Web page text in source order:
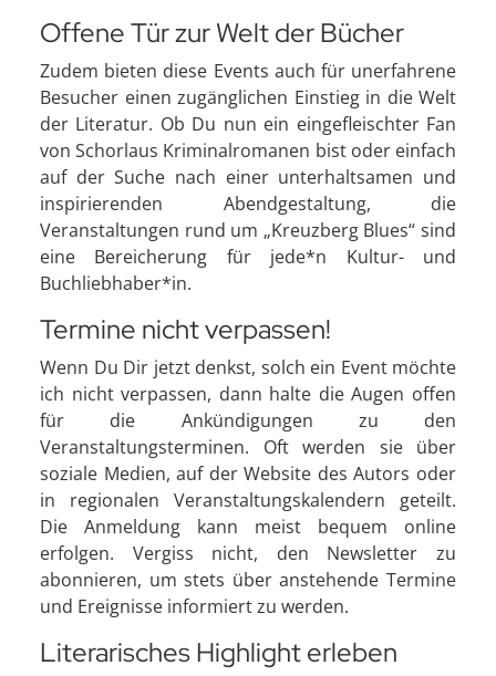
Offene Tür zur Welt der Bücher
Zudem bieten diese Events auch für unerfahrene
Besucher einen zugänglichen Einstieg in die Welt
der Literatur. Ob Du nun ein eingefleischter Fan
von Schorlaus Kriminalromanen bist oder einfach
auf der Suche nach einer unterhaltsamen und
inspirierenden Abendgestaltung, die
Veranstaltungen rund um „Kreuzberg Blues“ sind
eine Bereicherung für jede*n Kultur- und
Buchliebhaber*in.
Termine nicht verpassen!
Wenn Du Dir jetzt denkst, solch ein Event möchte
ich nicht verpassen, dann halte die Augen offen
für die Ankündigungen zu den
Veranstaltungsterminen. Oft werden sie über
soziale Medien, auf der Website des Autors oder
in regionalen Veranstaltungskalendern geteilt.
Die Anmeldung kann meist bequem online
erfolgen. Vergiss nicht, den Newsletter zu
abonnieren, um stets über anstehende Termine
und Ereignisse informiert zu werden.
Literarisches Highlight erleben